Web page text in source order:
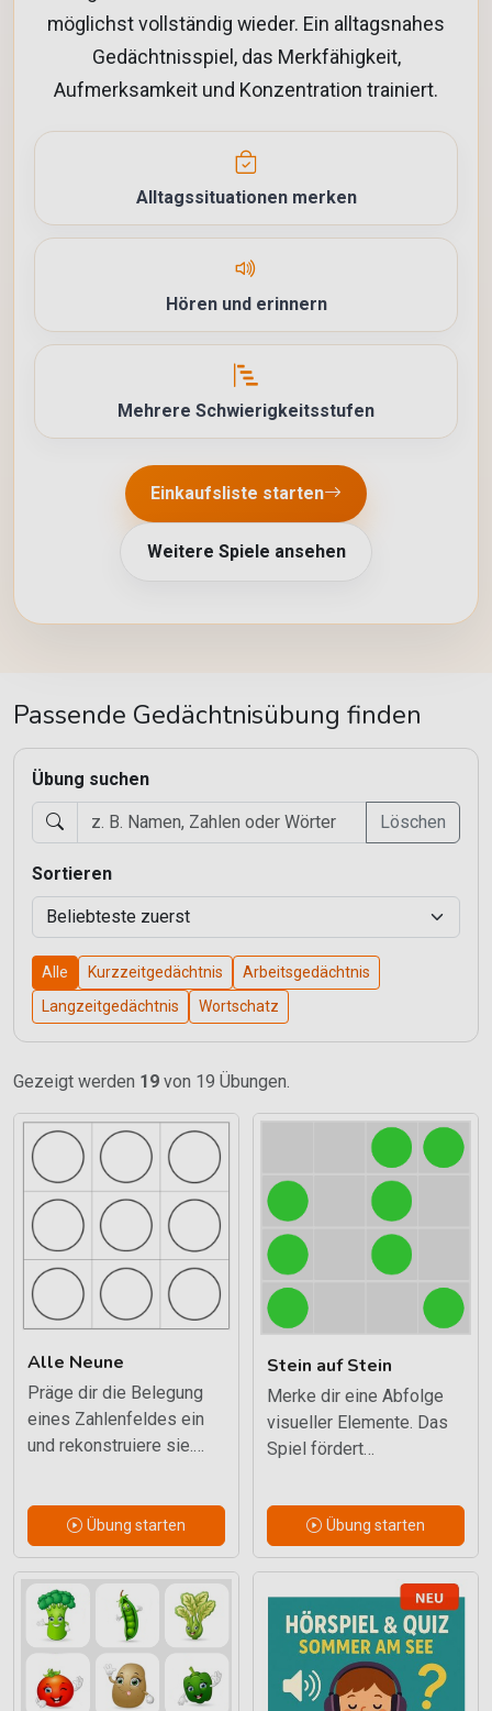
möglichst vollständig wieder. Ein alltagsnahes
Gedächtnisspiel, das Merkfähigkeit,
Aufmerksamkeit und Konzentration trainiert.
Alltagssituationen merken
Hören und erinnern
Mehrere Schwierigkeitsstufen
Einkaufsliste starten
Weitere Spiele ansehen
Passende Gedächtnisübung finden
Übung suchen
Löschen
Sortieren
Alle Kurzzeitgedächtnis
Arbeitsgedächtnis
Langzeitgedächtnis
Wortschatz
Gezeigt werden 19 von 19 Übungen.
Alle Neune
Präge dir die Belegung
eines Zahlenfeldes ein
und rekonstruiere sie.
anspruchsvoll.Übung starten
Stein auf Stein
Merke dir eine Abfolge
visueller Elemente. Das
Spiel fördert
und konzentriertes
Beobachten.Übung starten